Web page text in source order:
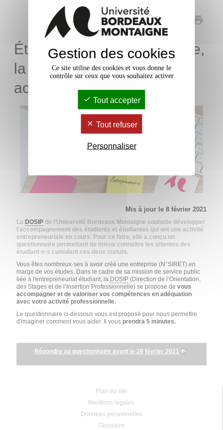
Étudiant·e & entrepreneur·e,
la DOSIP souhaite vous
accompagner
Mis à jour le 8 février 2021
LaDOSIP de l’Université Bordeaux Montaigne souhaite développer
l'accompagnement des étudiants et étudiantes qui ont une activité
entrepreneuriale en cours. Pour ce faire, elle a conçu un
questionnaire permettant de mieux connaitre les attentes des
étudiant·e·s cumulant ces deux statuts.
Vous êtes nombreux·ses à avoir créé une entreprise (N°SIRET) en
marge de vos études. Dans le cadre de sa mission de service public
liée à l'entrepreneuriat étudiant, la DOSIP (Direction de l’Orientation,
des Stages et de l’Insertion Professionnelle) se propose devous
accompagner et de valoriser vos compétences en adéquation
avec votre activité professionnelle.
Le questionnaire ci-dessous vous est proposé pour nous permettre
d'imaginer comment vous aider. Il vous prendra 5 minutes.
Répondre au questionnaire avant le 28 février 2021
Plan du site
Mentions légales
Données personnelles
Glossaire
Gestion des cookies
Ce site utilise des cookies et vous donne le
contrôle sur ceux que vous souhaitez activer
Tout accepter
Tout refuser
Personnaliser